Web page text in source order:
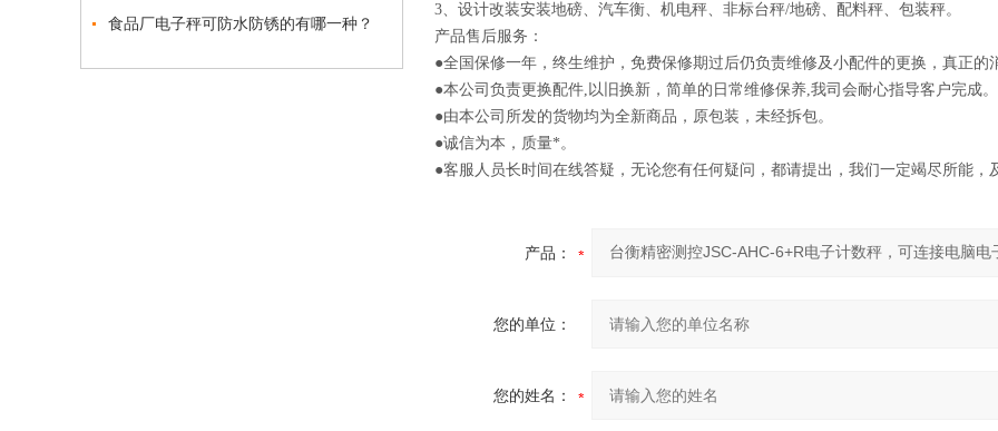
食品厂电子秤可防水防锈的有哪一种？
3、设计改装安装地磅、汽车衡、机电秤、非标台秤/地磅、配料秤、包装秤。
产品售后服务：
●全国保修一年，终生维护，免费保修期过后仍负责维修及小配件的更换，真正
●本公司负责更换配件,以旧换新，简单的日常维修保养,我司会耐心指导客户完成。
●由本公司所发的货物均为全新商品，原包装，未经拆包。
●诚信为本，质量*。
●客服人员长时间在线答疑，无论您有任何疑问，都请提出，我们一定竭尽所能，
产品：
您的单位：
您的姓名：